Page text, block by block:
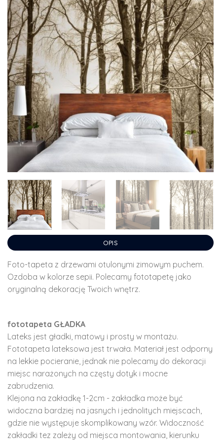
OPIS
Foto-tapeta z drzewami otulonymi zimowym puchem.
Ozdoba w kolorze sepii. Polecamy fototapetę jako
oryginalną dekorację Twoich wnętrz.
fototapeta GŁADKA
Lateks jest gładki, matowy i prosty w montażu.
Fototapeta lateksowa jest trwała. Materiał jest odporny
na lekkie pocieranie, jednak nie polecamy do dekoracji
miejsc narażonych na częsty dotyk i mocne
zabrudzenia.
Klejona na zakładkę 1-2cm - zakładka może być
widoczna bardziej na jasnych i jednolitych miejscach,
gdzie nie występuje skomplikowany wzór. Widoczność
zakładki tez zależy od miejsca montowania, kierunku